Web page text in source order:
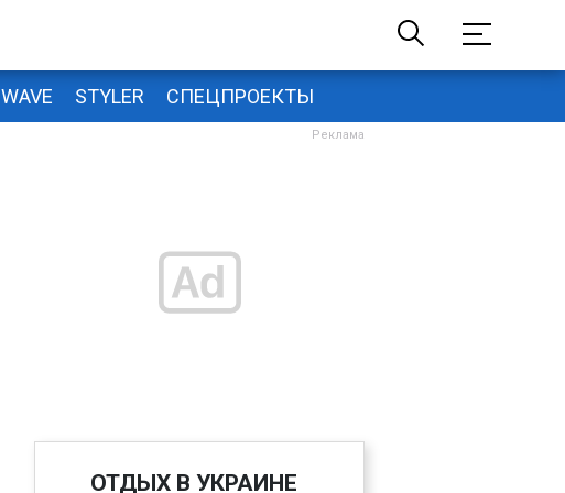
WAVE STYLER СПЕЦПРОЕКТЫ
ОТДЫХ В УКРАИНЕ